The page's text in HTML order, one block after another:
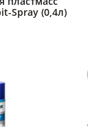
Spray (0,4л)